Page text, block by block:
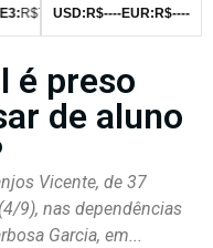
76,99 ▼ 2,49% ITUB4:R$
USD: R$----EUR: R$----
é preso
de aluno
Vicente, de 37
9), nas dependências
Garcia, em...